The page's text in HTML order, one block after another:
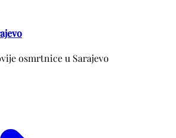
osmrtnice u Sarajevo